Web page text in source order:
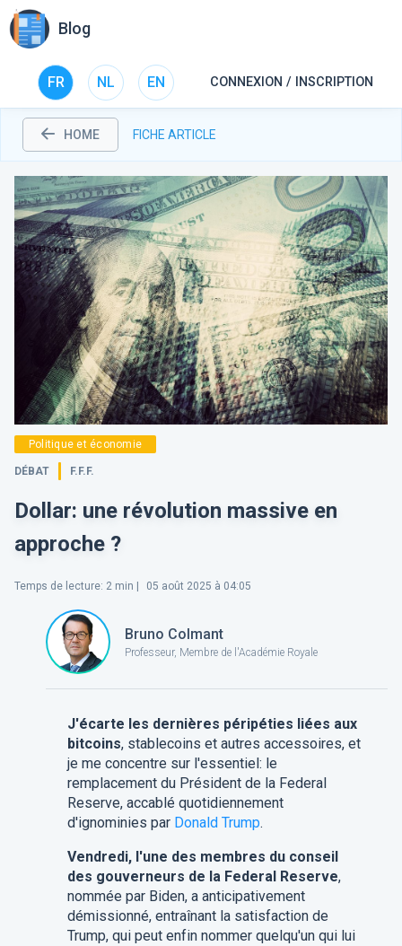
Blog
FR NL EN CONNEXION / INSCRIPTION
HOME FICHE ARTICLE
Politique et économie
DÉBAT F.F.F.
Dollar: une révolution massive en
approche ?
Temps de lecture: 2 min | 05 août 2025 à 04:05
Bruno Colmant
Professeur, Membre de l'Académie Royale
J'écarte les dernières péripéties liées aux
bitcoins, stablecoins et autres accessoires, et
je me concentre sur l'essentiel: le
remplacement du Président de la Federal
Reserve, accablé quotidiennement
d'ignominies par Donald Trump.
Vendredi, l'une des membres du conseil
des gouverneurs de la Federal Reserve,
nommée par Biden, a anticipativement
démissionné, entraînant la satisfaction de
Trump, qui peut enfin nommer quelqu'un qui lui